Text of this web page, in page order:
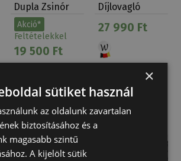
Dupla Zsinór
Tattini
Akció*
Feltételekkel
19 500 Ft
Díjlovagló
27 990 Ft
×
sütiket használ
az oldalunk zavartalan
biztosításához és a
magasabb szintű
A kijelölt sütik